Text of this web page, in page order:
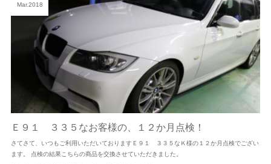
Ｅ９１ ３３５なお客様の、１２か月点検！
さてさて、いつもご利用いただいておりますＥ９１ ３３５なＫ様の１２か月点検でござい
ます。 点検の結果こちらの商品を交換させていただきました。
Mar 2018